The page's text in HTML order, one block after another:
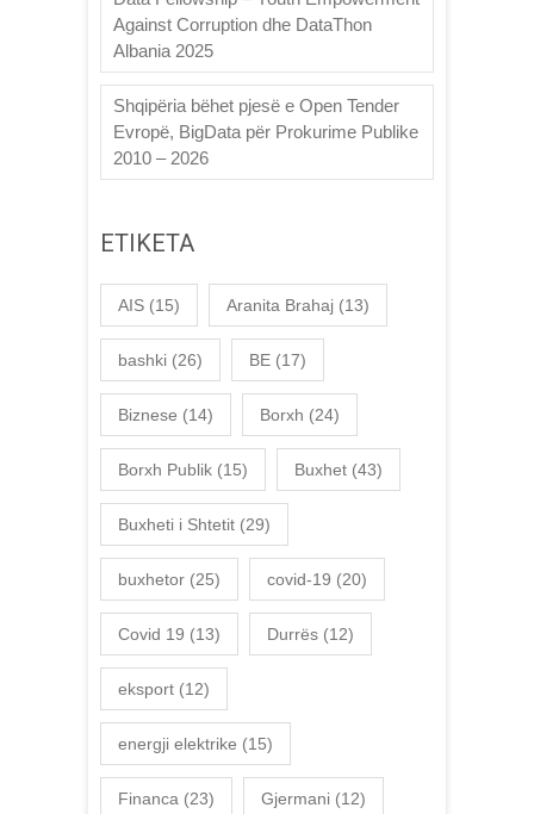
Against Corruption dhe DataThon
Albania 2025
Shqipëria bëhet pjesë e Open Tender
Evropë, BigData për Prokurime Publike
2010 – 2026
ETIKETA
AIS (15) Aranita Brahaj (13)
bashki (26) BE (17)
Biznese (14) Borxh (24)
Borxh Publik (15) Buxhet (43)
Buxheti i Shtetit (29)
buxhetor (25) covid-19 (20)
Covid 19 (13) Durrës (12)
eksport (12)
energji elektrike (15)
Financa (23) Gjermani (12)